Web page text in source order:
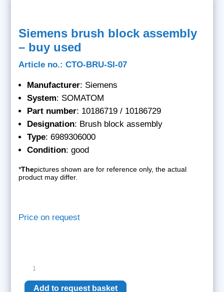
Siemens brush block assembly
– buy used
Article no.: CTO-BRU-SI-07
Manufacturer: Siemens
System: SOMATOM
Part number: 10186719 / 10186729
Designation: Brush block assembly
Type: 6989306000
Condition: good
*Thepictures shown are for reference only, the actual
product may differ.
Price on request
brush
block
Add to request basket